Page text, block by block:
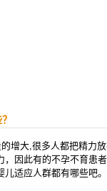
大,很多人都把精力放
因此有的不孕不育患
适应人群都有哪些吧。